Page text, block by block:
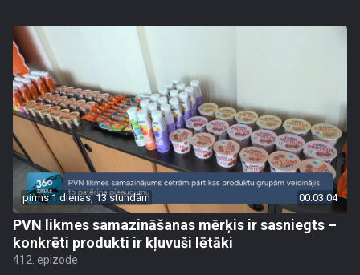
pirms 1 dienas, 13 stundām 00:03:04
PVN likmes samazināšanas mērķis ir sasniegts –
konkrēti produkti ir kļuvuši lētāki
412. epizode